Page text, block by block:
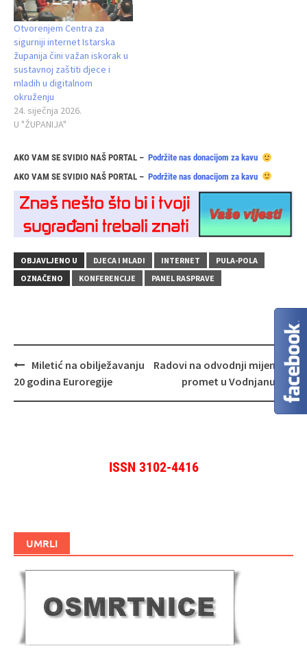
Otvorenjem Centra za
sigurniji internet Istarska
županija čini važan iskorak u
sustavnoj zaštiti djece i
mladih u digitalnom
okruženju
24. siječnja 2026.
U "ŽUPANIJA"
AKO VAM SE SVIDIO NAŠ PORTAL – Podržite nas donacijom za kavu
AKO VAM SE SVIDIO NAŠ PORTAL – Podržite nas donacijom za kavu
OBJAVLJENO U DJECA I MLADI INTERNET
PULA-POLA
OZNAČENO
KONFERENCIJE PANEL RASPRAVE
Navigacija
objava
Miletić na obilježavanju
20 godina Euroregije
Radovi na odvodnji mijenjaju
promet u Vodnjanu
ISSN 3102-4416
UMRLI